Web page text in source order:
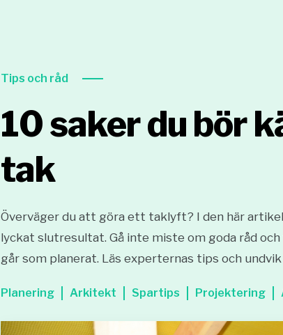
Tips och råd
10 saker du bör
tak
Överväger du att göra ett taklyft? I den här
lyckat slutresultat. Gå inte miste om goda råd
går som planerat. Läs experternas tips och
Planering Arkitekt Spartips Projektering